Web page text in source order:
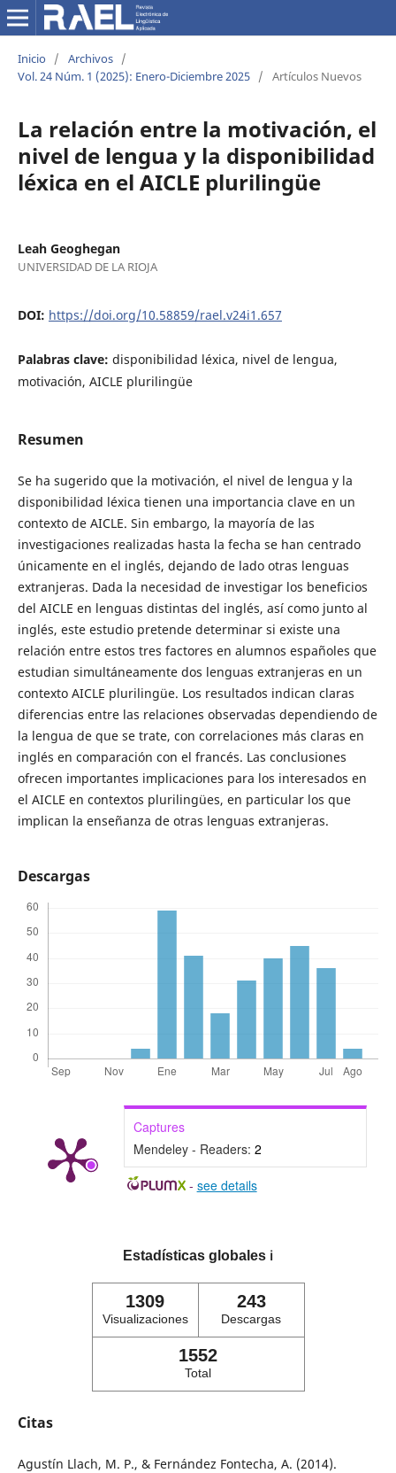
Inicio / Archivos /
Vol. 24 Núm. 1 (2025): Enero-Diciembre 2025 / Artículos Nuevos
La relación entre la motivación, el
nivel de lengua y la disponibilidad
léxica en el AICLE plurilingüe
Leah Geoghegan
UNIVERSIDAD DE LA RIOJA
DOI: https://doi.org/10.58859/rael.v24i1.657
Palabras clave: disponibilidad léxica, nivel de lengua,
motivación, AICLE plurilingüe
Resumen
Se ha sugerido que la motivación, el nivel de lengua y la
disponibilidad léxica tienen una importancia clave en un
contexto de AICLE. Sin embargo, la mayoría de las
investigaciones realizadas hasta la fecha se han centrado
únicamente en el inglés, dejando de lado otras lenguas
extranjeras. Dada la necesidad de investigar los beneficios
del AICLE en lenguas distintas del inglés, así como junto al
inglés, este estudio pretende determinar si existe una
relación entre estos tres factores en alumnos españoles que
estudian simultáneamente dos lenguas extranjeras en un
contexto AICLE plurilingüe. Los resultados indican claras
diferencias entre las relaciones observadas dependiendo de
la lengua de que se trate, con correlaciones más claras en
inglés en comparación con el francés. Las conclusiones
ofrecen importantes implicaciones para los interesados en
el AICLE en contextos plurilingües, en particular los que
implican la enseñanza de otras lenguas extranjeras.
Descargas
Captures
Mendeley - Readers: 2
- see details
Estadísticas globales ℹ️
1309
Visualizaciones
243
Descargas
1552
Total
Citas
Agustín Llach, M. P., & Fernández Fontecha, A. (2014).